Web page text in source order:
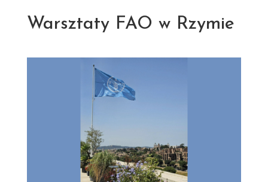
Warsztaty FAO w Rzymie